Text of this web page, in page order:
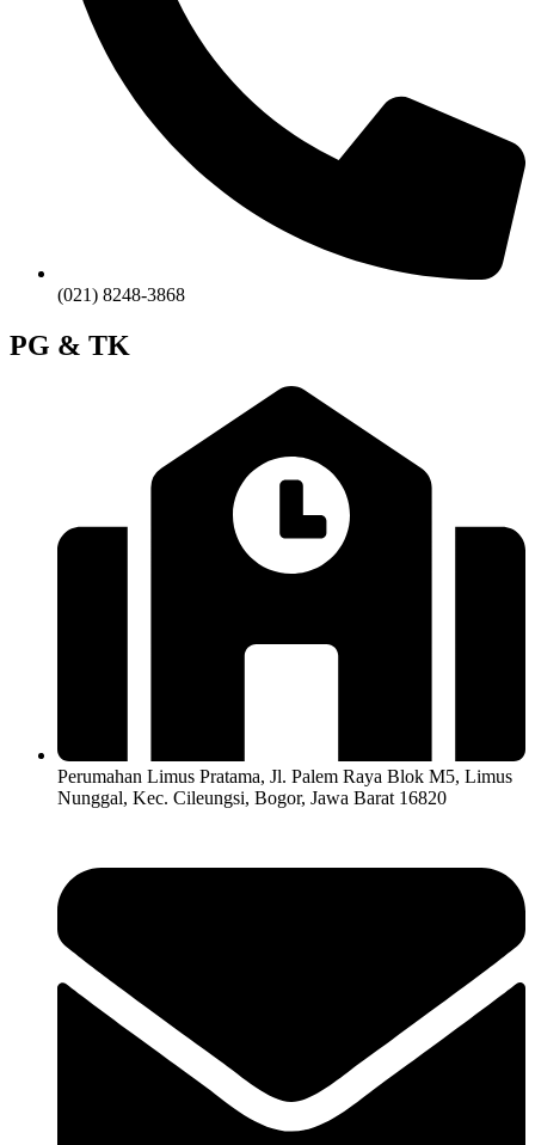
(021) 8248-3868
PG & TK
Perumahan Limus Pratama, Jl. Palem Raya Blok M5, Limus
Nunggal, Kec. Cileungsi, Bogor, Jawa Barat 16820